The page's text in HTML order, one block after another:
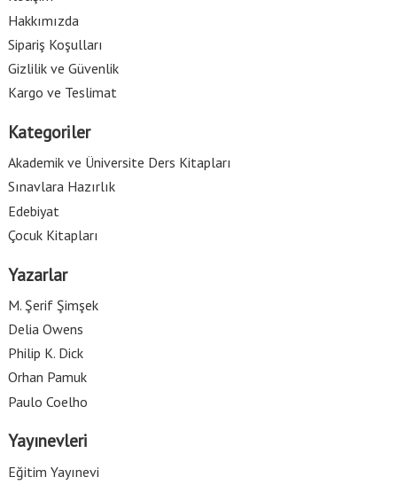
Hakkımızda
Sipariş Koşulları
Gizlilik ve Güvenlik
Kargo ve Teslimat
Kategoriler
Akademik ve Üniversite Ders Kitapları
Sınavlara Hazırlık
Edebiyat
Çocuk Kitapları
Yazarlar
M. Şerif Şimşek
Delia Owens
Philip K. Dick
Orhan Pamuk
Paulo Coelho
Yayınevleri
Eğitim Yayınevi